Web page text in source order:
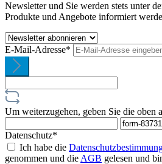
Newsletter und Sie werden stets unter
Produkte und Angebote informiert
E-Mail-Adresse*
Um weiterzugehen, geben Sie die oben
Datenschutz*
Ich habe die
genommen und die AGB gelesen und